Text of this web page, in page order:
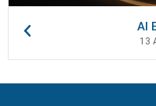
AI
13